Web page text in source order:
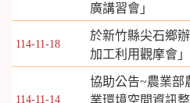
廣講習會」
114-11-18
於新竹縣尖石鄉
加工利用觀摩會」
114-11-14
協助公告~農業部
業環境空間資訊